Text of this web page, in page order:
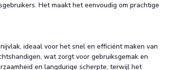
Het maakt het eenvoudig om prachtige
ideaal voor het snel en efficiënt maken van
wat zorgt voor gebruiksgemak en
en langdurige scherpte, terwijl het